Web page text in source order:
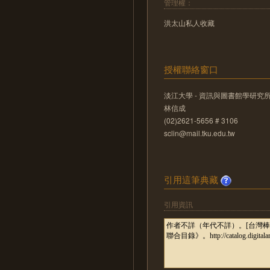
洪太山私人收藏
授權聯絡窗口
淡江大學 - 資訊與圖書館學研究
林信成
(02)2621-5656 # 3106
sclin@mail.tku.edu.tw
引用這筆典藏
引用資訊